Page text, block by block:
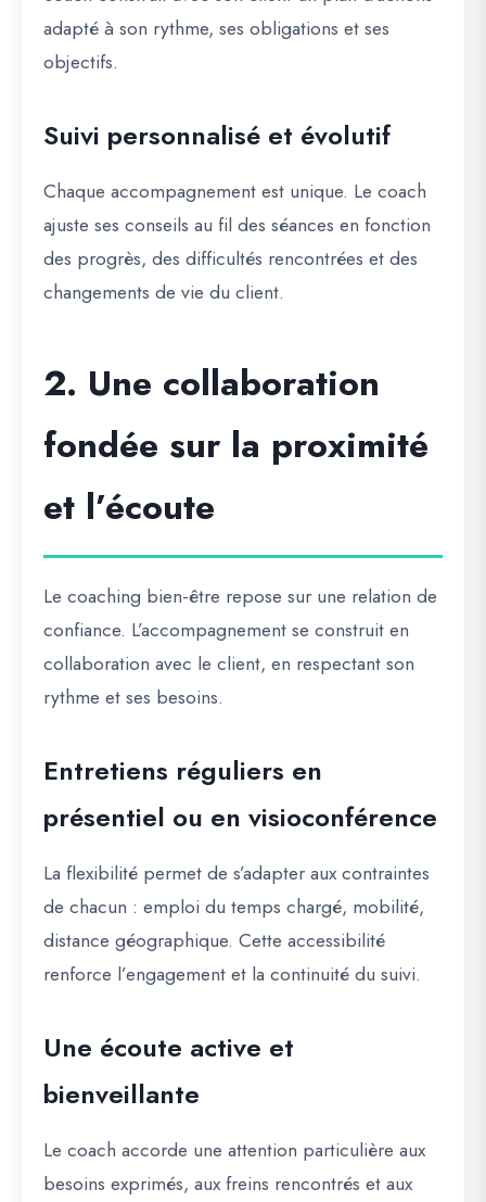
adapté à son rythme, ses obligations et ses
objectifs.
Suivi personnalisé et évolutif
Chaque accompagnement est unique. Le coach
ajuste ses conseils au fil des séances en fonction
des progrès, des difficultés rencontrées et des
changements de vie du client.
2. Une collaboration
fondée sur la proximité
et l’écoute
Le coaching bien-être repose sur une relation de
confiance. L’accompagnement se construit en
collaboration avec le client, en respectant son
rythme et ses besoins.
Entretiens réguliers en
présentiel ou en visioconférence
La flexibilité permet de s’adapter aux contraintes
de chacun : emploi du temps chargé, mobilité,
distance géographique. Cette accessibilité
renforce l’engagement et la continuité du suivi.
Une écoute active et
bienveillante
Le coach accorde une attention particulière aux
besoins exprimés, aux freins rencontrés et aux